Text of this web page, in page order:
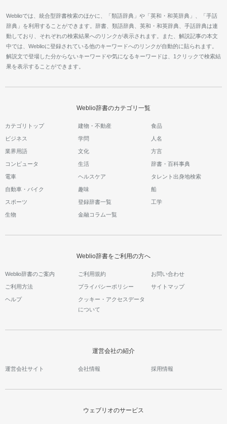
Weblioでは、統合型辞書検索のほかに、「類語辞典」や「英和・和英辞典」、「手話
辞典」を利用することができます。辞書、類語辞典、英和・和英辞典、手話辞典は連
動しており、それぞれの検索結果へのリンクが表示されます。また、解説記事の本文
中では、Weblioに登録されている他のキーワードへのリンクが自動的に貼られます。
解説文で登場した分からないキーワードや気になるキーワードは、1クリックで検索結
果を表示することができます。
Weblio辞書のカテゴリ一覧
カテゴリトップ 建物・不動産 食品
ビジネス 学問 人名
業界用語 文化 方言
コンピュータ 生活 辞書・百科事典
電車 ヘルスケア タレント出身地検索
自動車・バイク 趣味 船
スポーツ 登録辞書一覧 工学
生物 金融コラム一覧
Weblio辞書をご利用の方へ
Weblio辞書のご案内 ご利用規約 お問い合わせ
ご利用方法 プライバシーポリシー サイトマップ
ヘルプ
クッキー・アクセスデータ
について
運営会社の紹介
運営会社サイト 会社情報 採用情報
ウェブリオのサービス